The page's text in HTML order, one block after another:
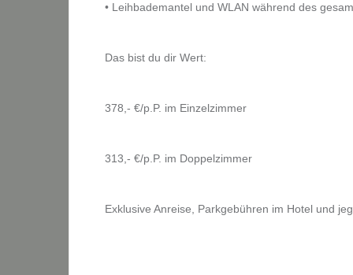
• Leihbademantel und WLAN während des
Das bist du dir Wert:
378,- €/p.P. im Einzelzimmer
313,- €/p.P. im Doppelzimmer
Exklusive Anreise, Parkgebühren im Hotel und